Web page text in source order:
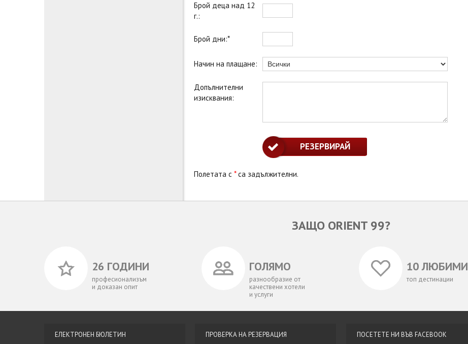
Брой деца над 12
г.:
Брой дни:*
Начин на плащане:
Допълнителни
изисквания:
Полетата с *са задължителни.
ЗАЩО ORIENT 99?
26 ГОДИНИ
професионализъм
и доказан опит
ГОЛЯМО
разнообразие от
качествени хотели
и услуги
10 ЛЮБИМИ
топ дестинации
ЕЛЕКТРОНЕН БЮЛЕТИН ПРОВЕРКА НА РЕЗЕРВАЦИЯ ПОСЕТЕТЕ НИ ВЪВ FACEBOOK